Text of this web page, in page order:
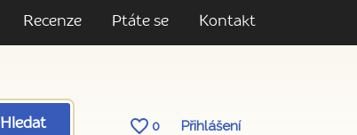
Recenze Ptáte se Kontakt
Hledat 0 Přihlášení